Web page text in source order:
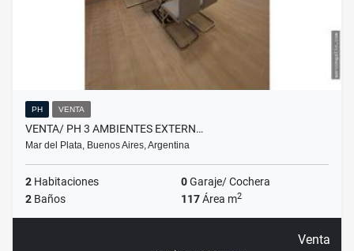
PH VENTA
VENTA/ PH 3 AMBIENTES EXTERN…
Mar del Plata, Buenos Aires, Argentina
2 Habitaciones 0Garaje/ Cochera
2 Baños 117Área m2
Venta